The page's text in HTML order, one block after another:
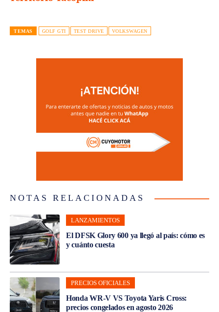
TEMAS GOLF GTI TEST DRIVE VOLKSWAGEN
NOTAS RELACIONADAS
LANZAMIENTOS
El DFSK Glory 600 ya llegó al país: cómo es
y cuánto cuesta
PRECIOS OFICIALES
Honda WR-V VS Toyota Yaris Cross:
precios congelados en agosto 2026